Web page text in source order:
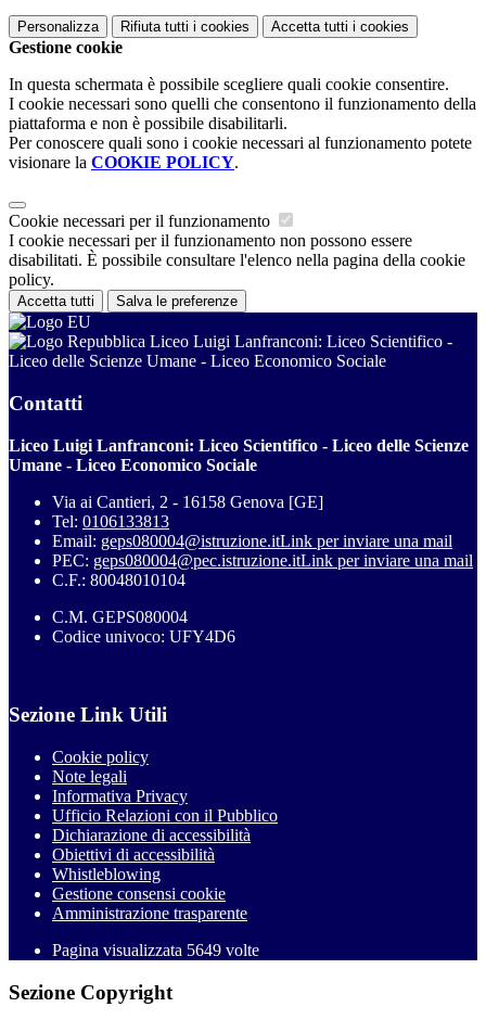
Personalizza Rifiuta tutti i cookies Accetta tutti i cookies
Gestione cookie
In questa schermata è possibile scegliere quali cookie consentire.
I cookie necessari sono quelli che consentono il funzionamento della
piattaforma e non è possibile disabilitarli.
Per conoscere quali sono i cookie necessari al funzionamento potete
visionare la COOKIE POLICY.
Cookie necessari per il funzionamento
I cookie necessari per il funzionamento non possono essere
disabilitati. È possibile consultare l'elenco nella pagina della cookie
policy.
Accetta tutti Salva le preferenze
Liceo Luigi Lanfranconi: Liceo Scientifico -
Liceo delle Scienze Umane - Liceo Economico Sociale
Contatti
Liceo Luigi Lanfranconi: Liceo Scientifico - Liceo delle Scienze
Umane - Liceo Economico Sociale
Via ai Cantieri, 2 - 16158 Genova [GE]
Tel: 0106133813
Email: geps080004@istruzione.itLink per inviare una mail
PEC: geps080004@pec.istruzione.itLink per inviare una mail
C.F.: 80048010104
C.M. GEPS080004
Codice univoco: UFY4D6
Sezione Link Utili
Cookie policy
Note legali
Informativa Privacy
Ufficio Relazioni con il Pubblico
Dichiarazione di accessibilità
Obiettivi di accessibilità
Whistleblowing
Gestione consensi cookie
Amministrazione trasparente
Pagina visualizzata 5649 volte
Sezione Copyright